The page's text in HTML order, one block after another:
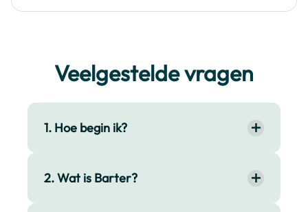
Veelgestelde vragen
1. Hoe begin ik?
2. Wat is Barter?